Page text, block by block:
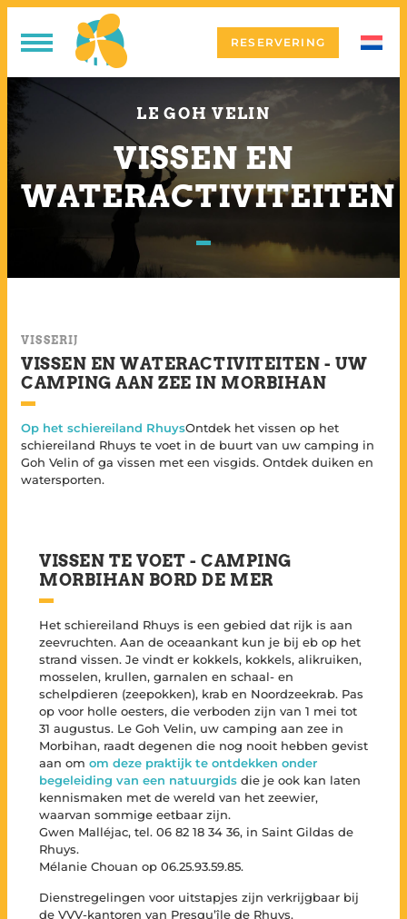
RESERVERING
LE GOH VELIN
VISSEN EN
WATERACTIVITEITEN
VISSERIJ
VISSEN EN WATERACTIVITEITEN - UW
CAMPING AAN ZEE IN MORBIHAN
Op het schiereiland RhuysOntdek het vissen op het
schiereiland Rhuys te voet in de buurt van uw camping in
Goh Velin of ga vissen met een visgids. Ontdek duiken en
watersporten.
VISSEN TE VOET - CAMPING
MORBIHAN BORD DE MER
Het schiereiland Rhuys is een gebied dat rijk is aan
zeevruchten. Aan de oceaankant kun je bij eb op het
strand vissen. Je vindt er kokkels, kokkels, alikruiken,
mosselen, krullen, garnalen en schaal- en
schelpdieren (zeepokken), krab en Noordzeekrab. Pas
op voor holle oesters, die verboden zijn van 1 mei tot
31 augustus. Le Goh Velin, uw camping aan zee in
Morbihan, raadt degenen die nog nooit hebben gevist
aan om om deze praktijk te ontdekken onder
begeleiding van een natuurgids die je ook kan laten
kennismaken met de wereld van het zeewier,
waarvan sommige eetbaar zijn.
Gwen Malléjac, tel. 06 82 18 34 36, in Saint Gildas de
Rhuys.
Mélanie Chouan op 06.25.93.59.85.
Dienstregelingen voor uitstapjes zijn verkrijgbaar bij
de VVV-kantoren van Presqu’île de Rhuys.